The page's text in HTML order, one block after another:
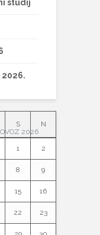
studij
2026
S N
1 2
8 9
15 16
22 23